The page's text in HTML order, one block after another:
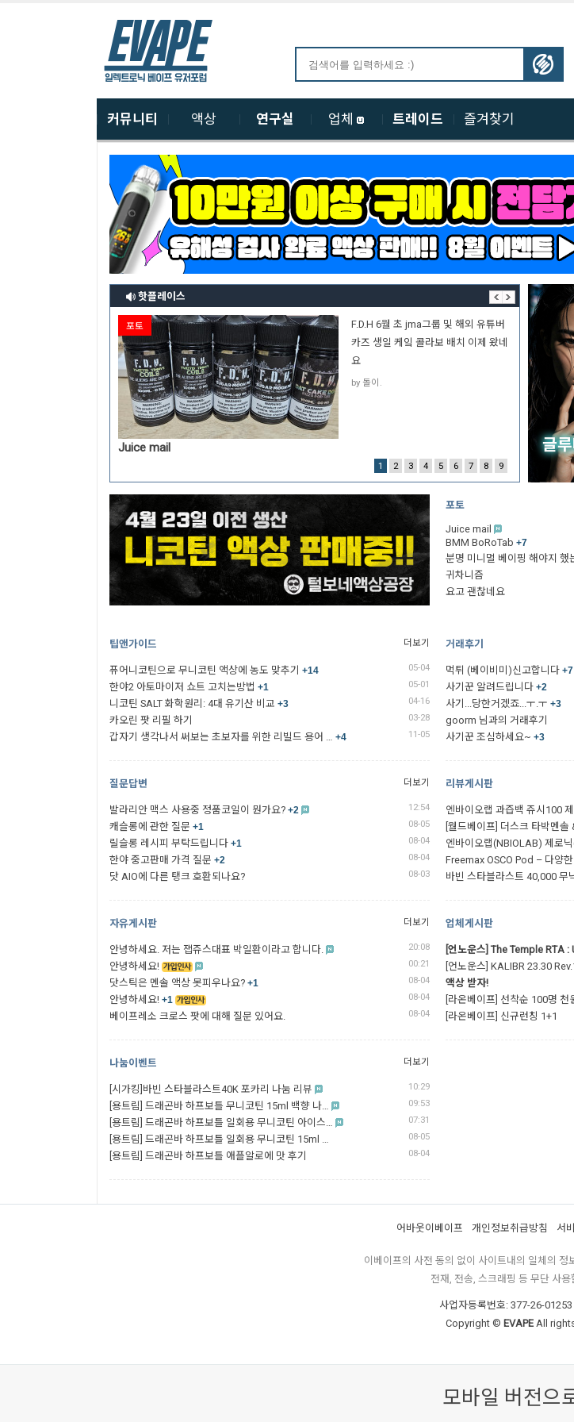
커뮤니티 액상 연구실 업체 트레이드 즐겨찾기
핫플레이스
1 2 3 4 5 6 7 8 9
F.D.H 6월 초 jma그룹 및 해외 유튜버
카즈 생일 케잌 콜라보 배치 이제 왔네
요
by 돌이.
포토
Juice mail
포토
Juice mail
BMM BoRoTab +7
분명 미니멀 베이핑 해야지 했
귀차니즘
요고 괜찮네요
팁앤가이드 더보기
퓨어니코틴으로 무니코틴 액상에 농도 맞추기 +14 05-04
한야2 아토마이저 쇼트 고치는방법 +1 05-01
니코틴 SALT 화학원리: 4대 유기산 비교 +3 04-16
카오린 팟 리필 하기 03-28
갑자기 생각나서 써보는 초보자를 위한 리빌드 용어 … +4 11-05
거래후기
먹튀 (베이비미)신고합니다 +7
사기꾼 알려드립니다 +2
사기...당한거겠죠...ㅜ.ㅜ +3
goorm 님과의 거래후기
사기꾼 조심하세요~ +3
질문답변 더보기
발라리안 맥스 사용중 정품코일이 뭔가요? +2 12:54
캐슬롱에 관한 질문 +1 08-05
릴슬롱 레시피 부탁드립니다 +1 08-04
한야 중고판매 가격 질문 +2 08-04
닷 AIO에 다른 탱크 호환되나요? 08-03
리뷰게시판
엔바이오랩 과즙백 쥬시100
[월드베이프] 더스크 타박멘
엔바이오랩(NBIOLAB) 제로
Freemax OSCO Pod – 다양
바빈 스타블라스트 40,000 무
자유게시판 더보기
안녕하세요. 저는 잽쥬스대표 박일환이라고 합니다. 20:08
안녕하세요! 00:21
닷스틱은 멘솔 액상 못피우나요? +1 08-04
안녕하세요! +1 08-04
베이프레소 크로스 팟에 대해 질문 있어요. 08-04
업체게시판
[언노운스] The Temple RTA :
[언노운스] KALIBR 23.30
액상 받자!
[라온베이프] 선착순 100명 천
[라온베이프] 신규런칭 1+1
나눔이벤트 더보기
[시가킹]바빈 스타블라스트40K 포카리 나눔 리뷰 10:29
[용트림] 드래곤바 하프보틀 무니코틴 15ml 백향 나… 09:53
[용트림] 드래곤바 하프보틀 일회용 무니코틴 아이스… 07:31
[용트림] 드래곤바 하프보틀 일회용 무니코틴 15ml … 08-05
[용트림] 드래곤바 하프보틀 애플알로에 맛 후기 08-04
어바웃이베이프 개인정보취급방침 서
이베이프의 사전 동의 없이 사이트내의 일체의 정
전재, 전송, 스크래핑 등 무단 사용
사업자등록번호: 377-26-01253
Copyright © EVAPE All
모바일 버전으